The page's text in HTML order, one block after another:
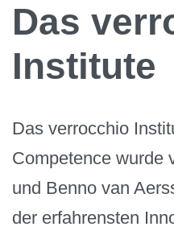
Das
Institute
Das verrocchio
Competence wurde
und Benno van
der erfahrensten